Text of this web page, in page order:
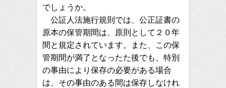
でしょうか。
公証人法施行規則では、公正証書の
原本の保管期間は、原則として２０年
間と規定されています。また、この保
管期間が満了となったた後でも、特別
の事由により保存の必要がある場合
は、その事由のある間は保存しなけれ